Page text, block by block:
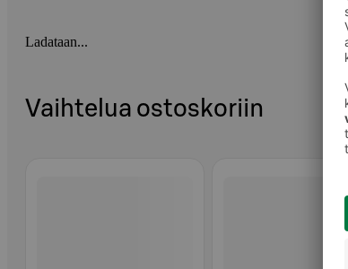
Ladataan...
Vaihtelua ostoskoriin